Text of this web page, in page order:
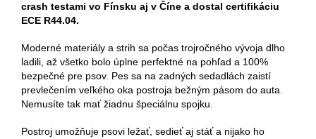
crash testami vo Fínsku aj v Číne a dostal certifikáciu
ECE R44.04.
Moderné materiály a strih sa počas trojročného vývoja dlho
ladili, až všetko bolo úplne perfektné na pohľad a 100%
bezpečné pre psov. Pes sa na zadných sedadlách zaistí
prevlečením veľkého oka postroja bežným pásom do auta.
Nemusíte tak mať žiadnu špeciálnu spojku.
Postroj umožňuje psovi ležať, sedieť aj stáť a nijako ho